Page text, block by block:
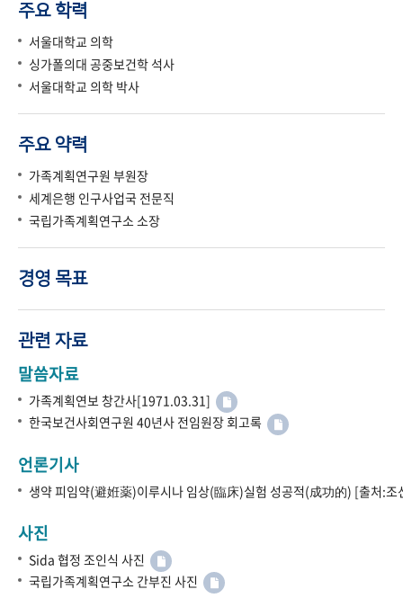
주요 학력
서울대학교 의학
싱가폴의대 공중보건학 석사
서울대학교 의학 박사
주요 약력
가족계획연구원 부원장
세계은행 인구사업국 전문직
국립가족계획연구소 소장
경영 목표
관련 자료
말씀자료
가족계획연보 창간사[1971.03.31]
한국보건사회연구원 40년사 전임원장 회고록
언론기사
생약 피임약(避姙薬)이루시나 임상(臨床)실험 성공적(成功的) [출처:
사진
Sida 협정 조인식 사진
국립가족계획연구소 간부진 사진